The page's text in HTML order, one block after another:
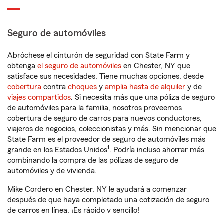
Seguro de automóviles
Abróchese el cinturón de seguridad con State Farm y
obtenga el seguro de automóviles en Chester, NY que
satisface sus necesidades. Tiene muchas opciones, desde
cobertura contra choques y amplia hasta de alquiler y de
viajes compartidos. Si necesita más que una póliza de seguro
de automóviles para la familia, nosotros proveemos
cobertura de seguro de carros para nuevos conductores,
viajeros de negocios, coleccionistas y más. Sin mencionar que
State Farm es el proveedor de seguro de automóviles más
grande en los Estados Unidos1. Podría incluso ahorrar más
combinando la compra de las pólizas de seguro de
automóviles y de vivienda.
Mike Cordero en Chester, NY le ayudará a comenzar
después de que haya completado una cotización de seguro
de carros en línea. ¡Es rápido y sencillo!